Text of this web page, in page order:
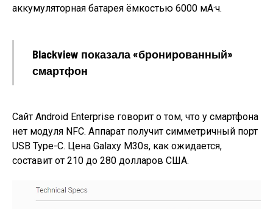
аккумуляторная батарея ёмкостью 6000 мА·ч.
Blackview показала «бронированный»
смартфон
Сайт Android Enterprise говорит о том, что у смартфона
нет модуля NFC. Аппарат получит симметричный порт
USB Type-C. Цена Galaxy M30s, как ожидается,
составит от 210 до 280 долларов США.